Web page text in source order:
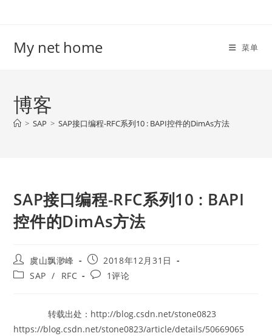
My net home 菜单
博客
> SAP > SAP接口编程-RFC系列10 : BAPI控件的DimAs方法
SAP接口编程-RFC系列10 : BAPI
控件的DimAs方法
Post
author:
虞山飘渺峰
Post
published:
2018年12月31日
PostSAP / RFC
Post1评论
转载出处：http://blog.csdn.net/stone0823
https://blog.csdn.net/stone0823/article/details/50669065